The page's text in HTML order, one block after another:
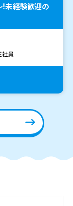
未経験歓迎の
社員